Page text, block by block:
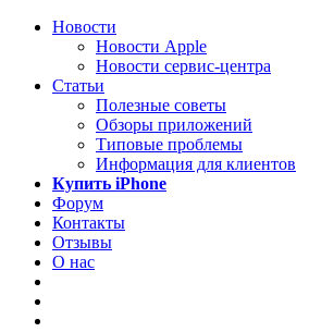
Новости
Новости Apple
Новости сервис-центра
Статьи
Полезные советы
Обзоры приложений
Типовые проблемы
Информация для клиентов
Купить iPhone
Форум
Контакты
Отзывы
О нас